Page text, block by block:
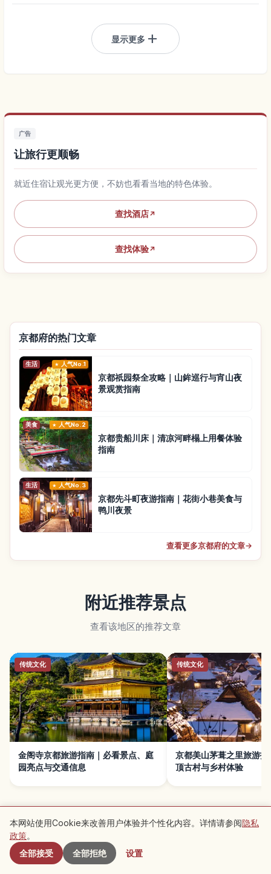
显示更多 add
广告
让旅行更顺畅
就近住宿让观光更方便，不妨也看看当地的特色体验。
查找酒店↗
查找体验↗
京都府的热门文章
生活 人气No.1
京都祇园祭全攻略｜山鉾巡行与宵山夜
景观赏指南
美食 人气No.2
京都贵船川床｜清凉河畔榻上用餐体验
指南
生活 人气No.3
京都先斗町夜游指南｜花街小巷美食与
鸭川夜景
查看更多京都府的文章→
附近推荐景点
查看该地区的推荐文章
传统文化
金阁寺京都旅游指南｜必看景点、庭
园亮点与交通信息
传统文化
京都美山茅葺之里旅游指
顶古村与乡村体验
接下来阅读 →
附近景点
本网站使用Cookie来改善用户体验并个性化内容。详情请参阅隐私
政策。
全部接受
全部拒绝 设置